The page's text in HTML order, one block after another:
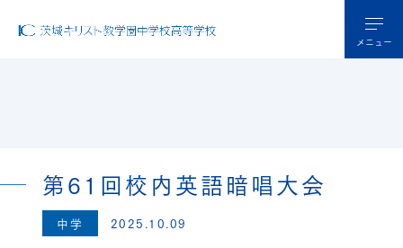
メニュー
第61回校内英語暗唱大会
中学 2025.10.09